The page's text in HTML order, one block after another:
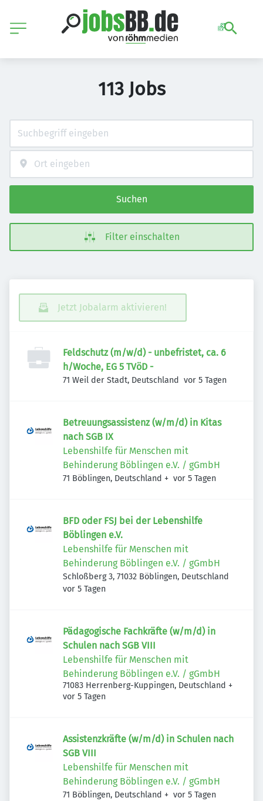
113 Jobs
Suchen
Filter einschalten
Jetzt Jobalarm aktivieren!
Feldschutz (m/w/d) - unbefristet, ca. 6
h/Woche, EG 5 TVöD -
71 Weil der Stadt, Deutschland Veröffentlicht
vor 5 Tagen
Betreuungsassistenz (w/m/d) in Kitas
nach SGB IX
Lebenshilfe für Menschen mit
Behinderung Böblingen e.V. / gGmbH
71 Böblingen, Deutschland + Veröffentlicht
vor 5 Tagen
BFD oder FSJ bei der Lebenshilfe
Böblingen e.V.
Lebenshilfe für Menschen mit
Behinderung Böblingen e.V. / gGmbH
Schloßberg 3, 71032 Böblingen, Deutschland
Veröffentlicht
vor 5 Tagen
Pädagogische Fachkräfte (w/m/d) in
Schulen nach SGB VIII
Lebenshilfe für Menschen mit
Behinderung Böblingen e.V. / gGmbH
71083 Herrenberg-Kuppingen, Deutschland +
Veröffentlicht
vor 5 Tagen
Assistenzkräfte (w/m/d) in Schulen nach
SGB VIII
Lebenshilfe für Menschen mit
Behinderung Böblingen e.V. / gGmbH
71 Böblingen, Deutschland + Veröffentlicht
vor 5 Tagen